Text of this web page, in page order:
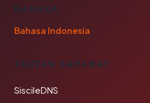
BAHASA
Bahasa Indonesia
TAUTAN SAHABAT
SiscileDNS